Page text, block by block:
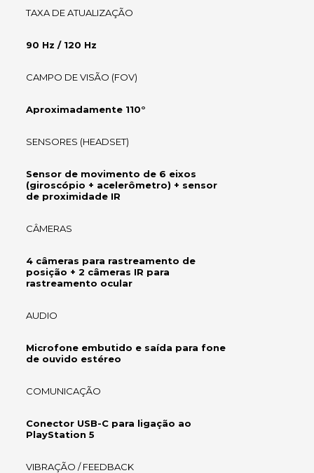
TAXA DE ATUALIZAÇÃO
90 Hz / 120 Hz
CAMPO DE VISÃO (FOV)
Aproximadamente 110°
SENSORES (HEADSET)
Sensor de movimento de 6 eixos
(giroscópio + acelerômetro) + sensor
de proximidade IR
CÂMERAS
4 câmeras para rastreamento de
posição + 2 câmeras IR para
rastreamento ocular
AUDIO
Microfone embutido e saída para fone
de ouvido estéreo
COMUNICAÇÃO
Conector USB-C para ligação ao
PlayStation 5
VIBRAÇÃO / FEEDBACK